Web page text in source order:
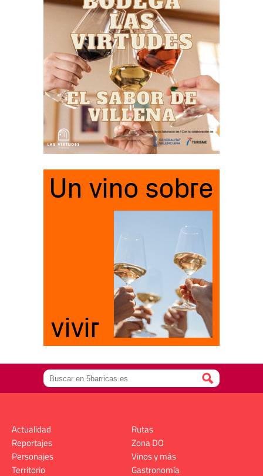
Actualidad
Reportajes
Personajes
Territorio
Rutas
Zona DO
Vinos y más
Gastronomía